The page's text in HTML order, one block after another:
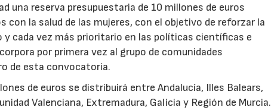
una reserva presupuestaria de 10 millones de euros
la salud de las mujeres, con el objetivo de reforzar la
cada vez más prioritario en las políticas científicas e
por primera vez al grupo de comunidades
de esta convocatoria.
de euros se distribuirá entre Andalucía, Illes Balears,
Valenciana, Extremadura, Galicia y Región de Murcia.